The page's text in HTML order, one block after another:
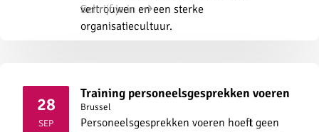
vertrouwen en een sterke
organisatiecultuur.
Schrijf je in
28
SEP2026
Training personeelsgesprekken voeren
Brussel
Personeelsgesprekken voeren hoeft geen